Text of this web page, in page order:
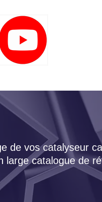
de vos catalyseur
large catalogue de